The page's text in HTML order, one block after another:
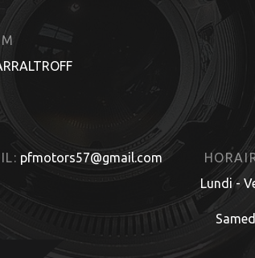
pfmotors57@gmail.com
Lundi -